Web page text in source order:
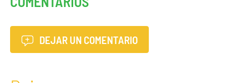
DEJAR UN COMENTARIO